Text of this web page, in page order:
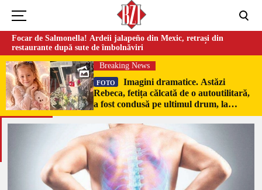
Focar de Salmonella! Ardeii jalapeño din Mexic, retrași din
restaurante după sute de îmbolnăviri
Breaking News
FOTO
Imagini dramatice. Astăzi
Rebeca, fetița călcată de o autoutilitară,
a fost condusă pe ultimul drum, la
Poduri. În sicriul alb al micuței au fost
puși pumni de bani și jucării –
EXCLUSIV